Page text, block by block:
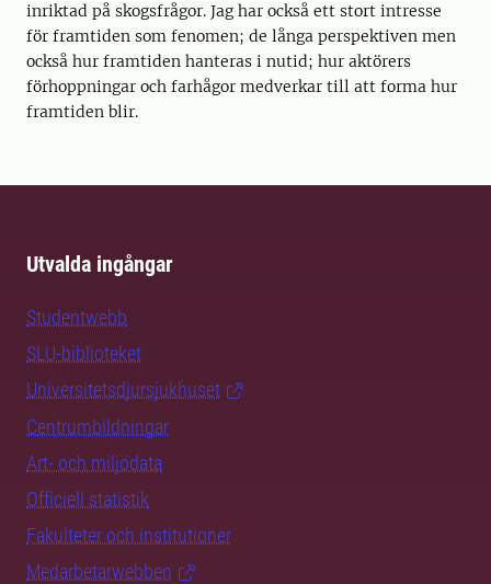
inriktad på skogsfrågor. Jag har också ett stort intresse
för framtiden som fenomen; de långa perspektiven men
också hur framtiden hanteras i nutid; hur aktörers
förhoppningar och farhågor medverkar till att forma hur
framtiden blir.
Utvalda ingångar
Studentwebb
SLU-biblioteket
Universitetsdjursjukhuset
Centrumbildningar
Art- och miljödata
Officiell statistik
Fakulteter och institutioner
Medarbetarwebben